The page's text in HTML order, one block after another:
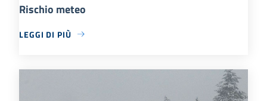
Rischio meteo
LEGGI DI PIÙ